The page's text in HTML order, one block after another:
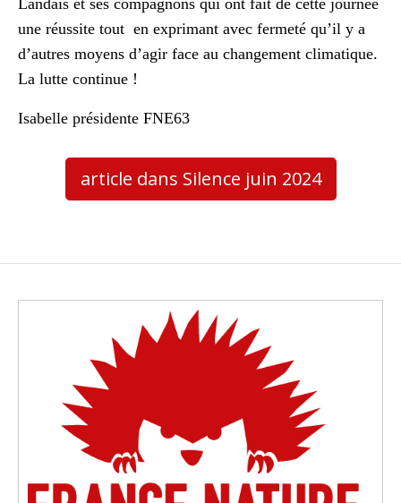
Landais et ses compagnons qui ont fait de cette journée
une réussite tout en exprimant avec fermeté qu’il y a
d’autres moyens d’agir face au changement climatique.
La lutte continue !
Isabelle présidente FNE63
article dans Silence juin 2024